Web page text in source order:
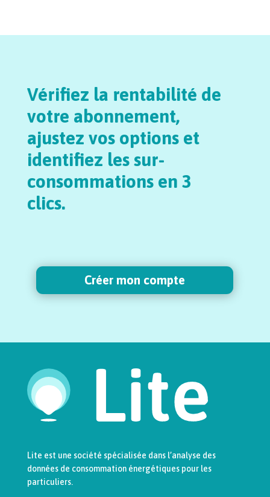
Vérifiez la rentabilité de
votre abonnement,
ajustez vos options et
identifiez les sur-
consommations en 3
clics.
Créer mon compte
Lite est une société spécialisée dans l’analyse des
données de consommation énergétiques pour les
particuliers.